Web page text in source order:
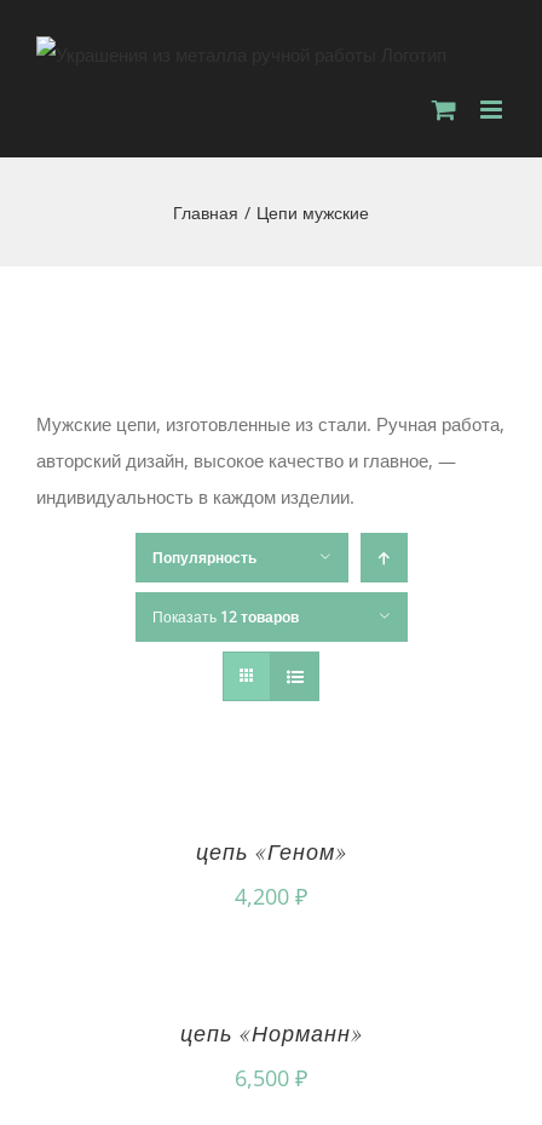
Главная / Цепи мужские
Мужские цепи, изготовленные из стали. Ручная работа,
авторский дизайн, высокое качество и главное, —
индивидуальность в каждом изделии.
Популярность
Показать 12 товаров
цепь «Геном»
4,200 ₽
цепь «Норманн»
6,500 ₽